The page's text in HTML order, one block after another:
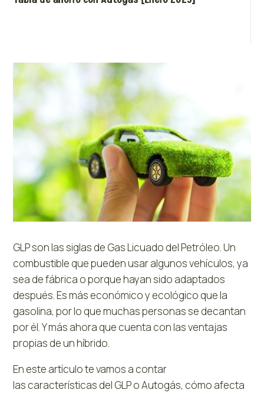
GLP son las siglas de Gas Licuado del Petróleo. Un
combustible que pueden usar algunos vehículos, ya
sea de fábrica o porque hayan sido adaptados
después. Es más económico y ecológico que la
gasolina, por lo que muchas personas se decantan
por él. Y más ahora que cuenta con las ventajas
propias de un híbrido.
En este artículo te vamos a contar
las características del GLP o Autogás, cómo afecta